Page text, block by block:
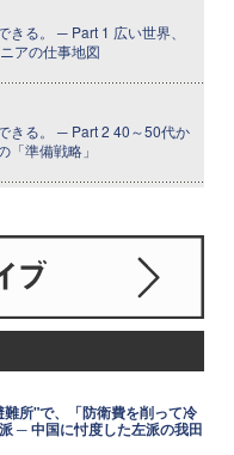
きる。 ─ Part 1 広い世界、
アの仕事地図
きる。 ─ Part 2 40～50代か
「準備戦略」
難所"で、「防衛費を削って冷
─ 中国に忖度した左派の我田